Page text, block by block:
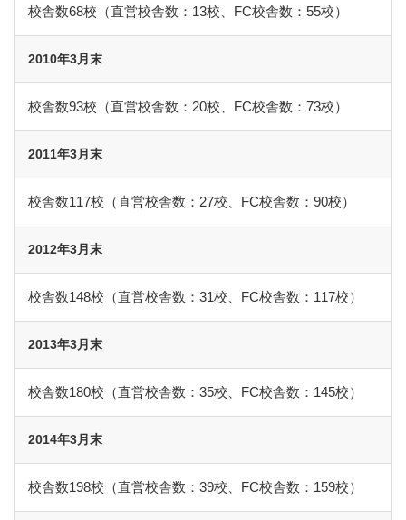
校舎数68校（直営校舎数：13校、FC校舎数：55校）
2010年3月末
校舎数93校（直営校舎数：20校、FC校舎数：73校）
2011年3月末
校舎数117校（直営校舎数：27校、FC校舎数：90校）
2012年3月末
校舎数148校（直営校舎数：31校、FC校舎数：117校）
2013年3月末
校舎数180校（直営校舎数：35校、FC校舎数：145校）
2014年3月末
校舎数198校（直営校舎数：39校、FC校舎数：159校）